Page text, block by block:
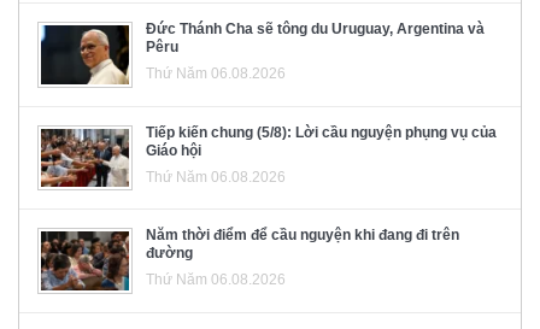
Đức Thánh Cha sẽ tông du Uruguay, Argentina và
Pêru
Thứ Năm 06.08.2026
Tiếp kiến chung (5/8): Lời cầu nguyện phụng vụ của
Giáo hội
Thứ Năm 06.08.2026
Năm thời điểm để cầu nguyện khi đang đi trên
đường
Thứ Năm 06.08.2026